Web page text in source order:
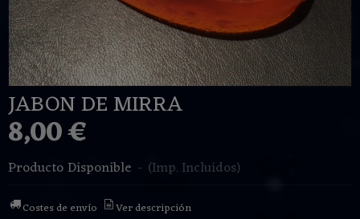
JABON DE MIRRA
8,00 €
Producto Disponible - (Imp. Incluidos)
Costes de envío Ver descripción